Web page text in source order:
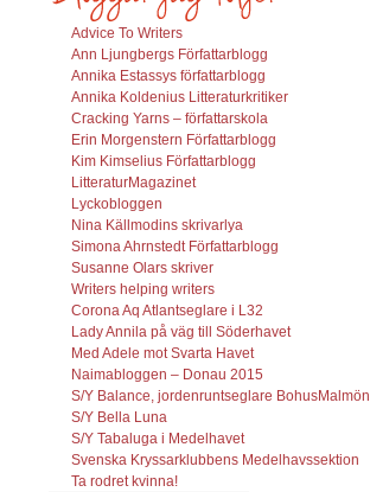
Advice To Writers
Ann Ljungbergs Författarblogg
Annika Estassys författarblogg
Annika Koldenius Litteraturkritiker
Cracking Yarns – författarskola
Erin Morgenstern Författarblogg
Kim Kimselius Författarblogg
LitteraturMagazinet
Lyckobloggen
Nina Källmodins skrivarlya
Simona Ahrnstedt Författarblogg
Susanne Olars skriver
Writers helping writers
Corona Aq Atlantseglare i L32
Lady Annila på väg till Söderhavet
Med Adele mot Svarta Havet
Naimabloggen – Donau 2015
S/Y Balance, jordenruntseglare BohusMalmön
S/Y Bella Luna
S/Y Tabaluga i Medelhavet
Svenska Kryssarklubbens Medelhavssektion
Ta rodret kvinna!